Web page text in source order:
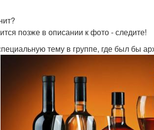
позже в описании к фото - следите!
тему в группе, где был бы